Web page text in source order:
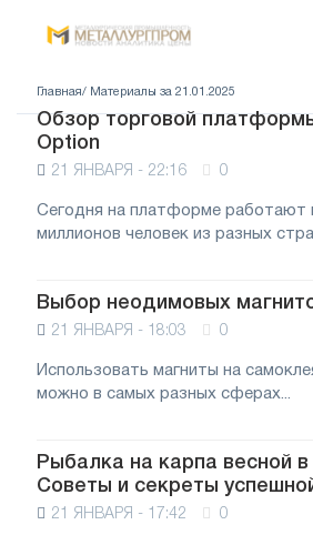
Главная/ Материалы за 21.01.2025
Обзор торговой
Option
21 ЯНВАРЯ - 22:16 0
Сегодня на платформе работают
миллионов человек из разных
Выбор неодимовых
21 ЯНВАРЯ - 18:03 0
Использовать магниты на
можно в самых разных сферах...
Рыбалка на карпа весной в
Советы и секреты
21 ЯНВАРЯ - 17:42 0